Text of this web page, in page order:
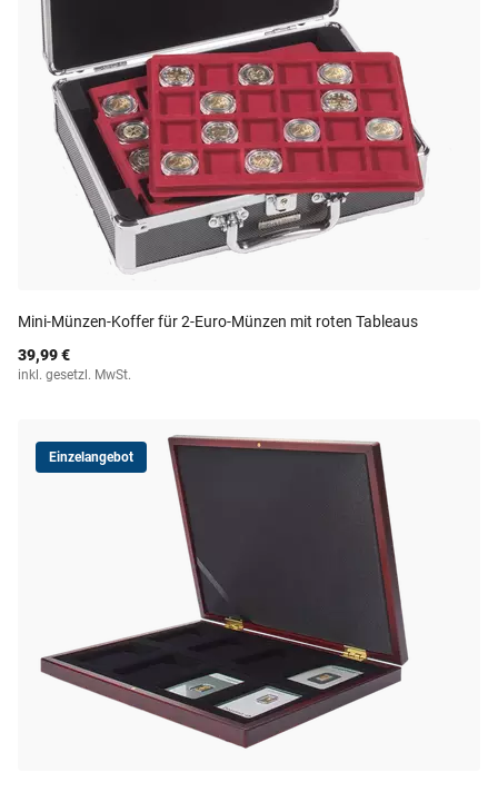
Mini-Münzen-Koffer für 2-Euro-Münzen mit roten Tableaus
39,99 €
inkl. gesetzl. MwSt.
Einzelangebot